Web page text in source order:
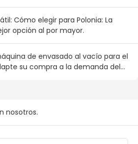
Cómo elegir para Polonia: La
opción al por mayor.
de envasado al vacío para el
su compra a la demanda del
nosotros.